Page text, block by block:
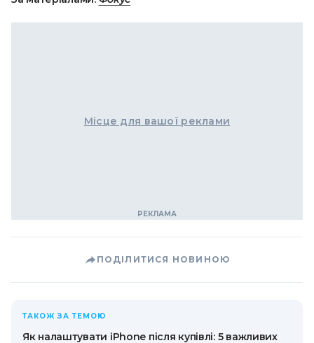
Місце для вашої реклами
ПОДІЛИТИСЯ НОВИНОЮ
ТАКОЖ ЗА ТЕМОЮ
Як налаштувати iPhone після купівлі: 5 важливих